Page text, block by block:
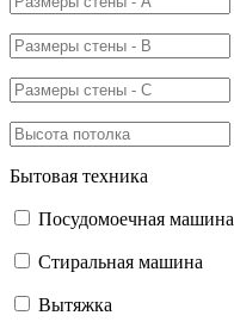
Бытовая техника
Посудомоечная машина
Стиральная машина
Вытяжка